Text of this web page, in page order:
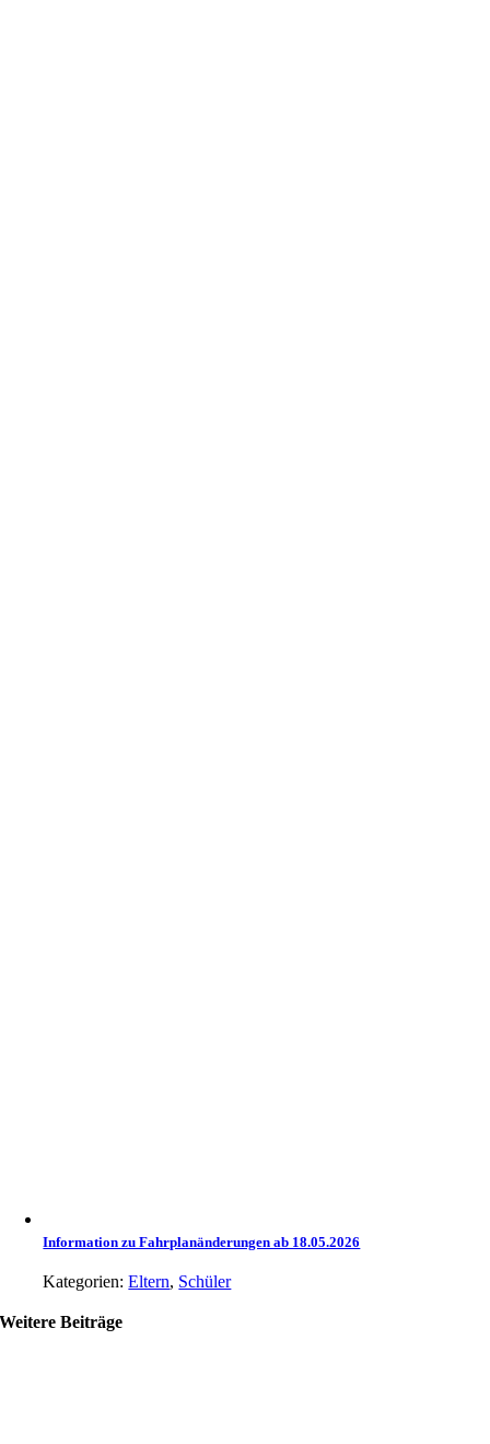
Information zu Fahrplanänderungen ab 18.05.2026
Kategorien:Eltern, Schüler
Weitere Beiträge